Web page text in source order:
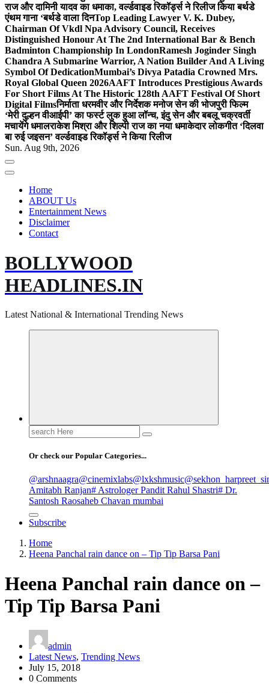
राज और दामिनी यादव का धमाका, वर्ल्डवाइड रिकॉर्ड्स ने रिलीज किया बर्थडे
एंथम गाना ‘बर्थडे वाला दिनTop Leading Lawyer V. K. Dubey,
Chairman Of Vkdl Npa Advisory Council, Receives
Distinguished Honour At The 2nd International Bar & Bench
Badminton Championship In LondonRamesh Joginder Singh
Chandra A Submarine Warrior, A Nation Builder And A Living
Symbol Of DedicationMumbai’s Divya Patadia Crowned Mrs.
Royal Global Queen 2026AAFT Introduces Prestigious Awards
For Short Films At The Historic 128th AAFT Festival Of Short
Digital Filmsनिर्माता धरमवीर और निर्देशक मनोज सेन की भोजपुरी फिल्म
‘मेरी दुल्हन वीआईपी’ का फर्स्ट लुक हुआ लॉन्च, इंदु सेन और बबलू चक्रवर्ती
मचायेंगे धमालराकेश मिश्रा और शिल्पी राज का नया धमाकेदार लोकगीत ‘दिलवा
बा रुई जइसन’ वर्ल्डवाइड रिकॉर्ड्स ने किया रिलीज
Sun. Aug 9th, 2026
Home
ABOUT Us
Entertainment News
Disclaimer
Contact
BOLLYWOOD
HEADLINES.IN
Latest National & International Trending News
Search
for:
Or check our Popular Categories...
@arshnaagra@cinemixlabs@lxkshmusic
Amitabh Ranjan# Astrologer Pandit Rahul Shastri# Dr.
Santosh Raosaheb Chavan mumbai
Subscribe
Home
Heena Panchal rain dance on – Tip Tip Barsa Pani
Heena Panchal rain dance on –
Tip Tip Barsa Pani
admin
Latest News, Trending News
July 15, 2018
0 Comments